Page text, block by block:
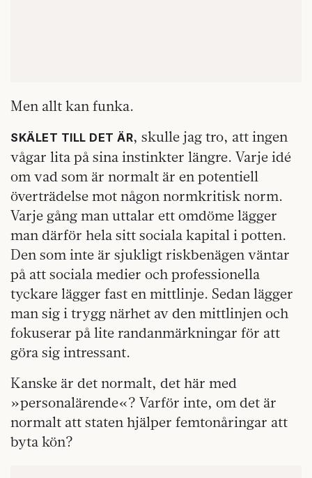
Men allt kan funka.
SKÄLET TILL DET ÄR, skulle jag tro, att ingen
vågar lita på sina instinkter längre. Varje idé
om vad som är normalt är en potentiell
överträdelse mot någon normkritisk norm.
Varje gång man uttalar ett omdöme lägger
man därför hela sitt sociala kapital i potten.
Den som inte är sjukligt riskbenägen väntar
på att sociala medier och professionella
tyckare lägger fast en mittlinje. Sedan lägger
man sig i trygg närhet av den mittlinjen och
fokuserar på lite randanmärkningar för att
göra sig intressant.
Kanske är det normalt, det här med
»personalärende«? Varför inte, om det är
normalt att staten hjälper femtonåringar att
byta kön?